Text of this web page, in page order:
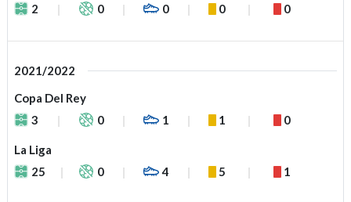
2
0 0 0 0
2021/2022
Copa Del Rey
3
0 1 1 0
La Liga
25
0 4 5 1